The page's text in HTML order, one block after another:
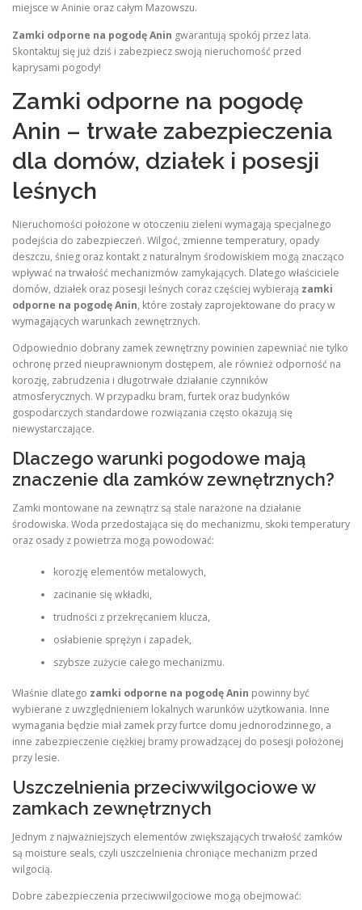
miejsce w Aninie oraz całym Mazowszu.
Zamki odporne na pogodę Anin gwarantują spokój przez lata.
Skontaktuj się już dziś i zabezpiecz swoją nieruchomość przed
kaprysami pogody!
Zamki odporne na pogodę
Anin – trwałe zabezpieczenia
dla domów, działek i posesji
leśnych
Nieruchomości położone w otoczeniu zieleni wymagają specjalnego
podejścia do zabezpieczeń. Wilgoć, zmienne temperatury, opady
deszczu, śnieg oraz kontakt z naturalnym środowiskiem mogą znacząco
wpływać na trwałość mechanizmów zamykających. Dlatego właściciele
domów, działek oraz posesji leśnych coraz częściej wybierają zamki
odporne na pogodę Anin, które zostały zaprojektowane do pracy w
wymagających warunkach zewnętrznych.
Odpowiednio dobrany zamek zewnętrzny powinien zapewniać nie tylko
ochronę przed nieuprawnionym dostępem, ale również odporność na
korozję, zabrudzenia i długotrwałe działanie czynników
atmosferycznych. W przypadku bram, furtek oraz budynków
gospodarczych standardowe rozwiązania często okazują się
niewystarczające.
Dlaczego warunki pogodowe mają
znaczenie dla zamków zewnętrznych?
Zamki montowane na zewnątrz są stale narażone na działanie
środowiska. Woda przedostająca się do mechanizmu, skoki temperatury
oraz osady z powietrza mogą powodować:
korozję elementów metalowych,
zacinanie się wkładki,
trudności z przekręcaniem klucza,
osłabienie sprężyn i zapadek,
szybsze zużycie całego mechanizmu.
Właśnie dlatego zamki odporne na pogodę Anin powinny być
wybierane z uwzględnieniem lokalnych warunków użytkowania. Inne
wymagania będzie miał zamek przy furtce domu jednorodzinnego, a
inne zabezpieczenie ciężkiej bramy prowadzącej do posesji położonej
przy lesie.
Uszczelnienia przeciwwilgociowe w
zamkach zewnętrznych
Jednym z najważniejszych elementów zwiększających trwałość zamków
są moisture seals, czyli uszczelnienia chroniące mechanizm przed
wilgocią.
Dobre zabezpieczenia przeciwwilgociowe mogą obejmować: